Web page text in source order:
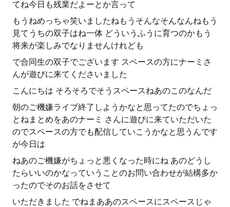
てね今日も残業だよーとか言って
もうねめっちゃ笑いましたねもうそんなそんなんねもう
見てうちの双子はね一体 どういうふうに育つのかもう
将来が楽しみでなりませんけれども
で合同生の双子でございます スペースの方にナーミさ
んが遊びに来てくださいました
こんにちは そろそろでそうスペースねあのこのなんだ
朝のご機嫌ライブ終了しようかなと思ってたのでちょっ
とねまとめをあのナーミ さんに遊びに来ていただいた
のでスペースの方でも配信していこうかなと思うんです
が今日は
ねあのご機嫌がちょっと悪くなった時にね あのどうし
たらいいのかなっていうことのお問い合わせが結構多か
ったのでそのお話をさせて
いただきました でねまああのスペースにスペースじゃ